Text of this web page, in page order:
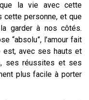
la vie avec cette
cette personne, et que
garder à nos côtés.
“absolu”, l’amour fait
est, avec ses hauts et
ses réussites et ses
plus facile à porter